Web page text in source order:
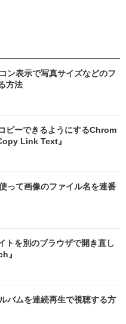
ン表示で写真サイズなどのフ
方法
ピーできるようにするChrom
Link Text』
って画像のファイル名を連番
トを別のブラウザで開き直し
』
バムを連続再生で視聴する方